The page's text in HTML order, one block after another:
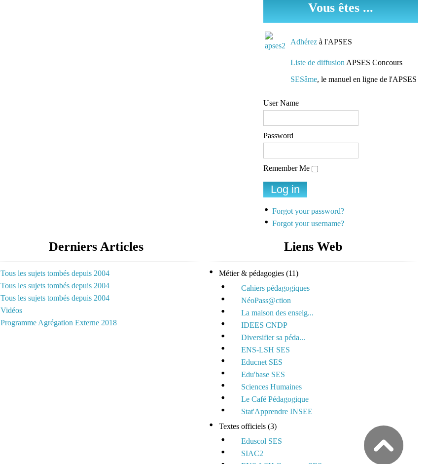
Vous êtes ...
Adhérez à l'APSES
Liste de diffusion APSES Concours
SESâme, le manuel en ligne de l'APSES
User Name
Password
Remember Me
Forgot your password?
Forgot your username?
Derniers Articles
Tous les sujets tombés depuis 2004
Tous les sujets tombés depuis 2004
Tous les sujets tombés depuis 2004
Vidéos
Programme Agrégation Externe 2018
Liens Web
Métier & pédagogies (11)
Cahiers pédagogiques
NéoPass@ction
La maison des enseig...
IDEES CNDP
Diversifier sa péda...
ENS-LSH SES
Educnet SES
Edu'base SES
Sciences Humaines
Le Café Pédagogique
Stat'Apprendre INSEE
Textes officiels (3)
Eduscol SES
SIAC2